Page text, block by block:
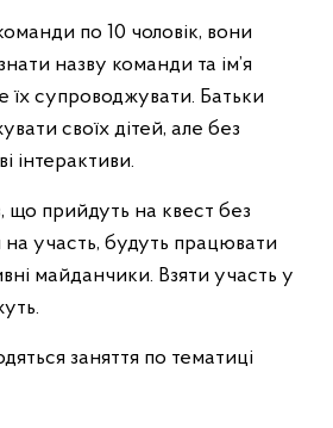
по 10 чоловік, вони
назву команди та ім’я
їх супроводжувати. Батьки
своїх дітей, але без
інтерактиви.
що прийдуть на квест без
на участь, будуть працювати
майданчики. Взяти участь у
заняття по тематиці